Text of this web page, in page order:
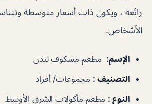
رائعة ، ويكون ذات أسعار متوسطة
الأشخاص.
الإسم: مطعم مسكوف لندن
التصنيف : مجموعات/ أفراد
النوع : مطعم مأكولات الشرق الأوسط